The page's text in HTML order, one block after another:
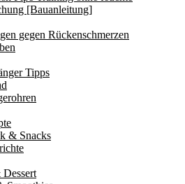
[Bauanleitung]
gegen Rückenschmerzen
Tipps
& Snacks